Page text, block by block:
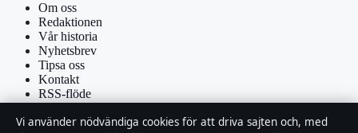
Om oss
Redaktionen
Vår historia
Nyhetsbrev
Tipsa oss
Kontakt
RSS-flöde
Förtroende & standarder
Vi använder nödvändiga cookies för att driva sajten och, med